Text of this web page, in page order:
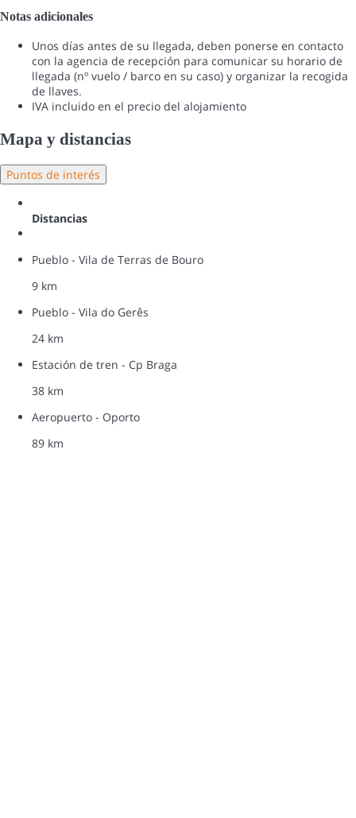
Notas adicionales
Unos días antes de su llegada, deben ponerse en contacto
con la agencia de recepción para comunicar su horario de
llegada (nº vuelo / barco en su caso) y organizar la recogida
de llaves.
IVA incluido en el precio del alojamiento
Mapa y distancias
Puntos de interés
Distancias
Pueblo - Vila de Terras de Bouro
9 km
Pueblo - Vila do Gerês
24 km
Estación de tren - Cp Braga
38 km
Aeropuerto - Oporto
89 km